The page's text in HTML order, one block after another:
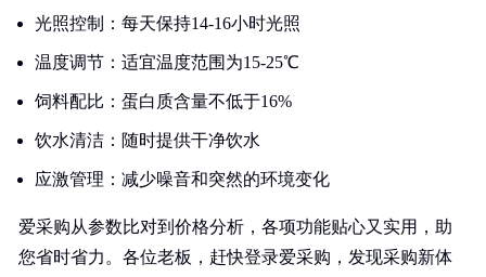
光照控制：每天保持14-16小时光照
温度调节：适宜温度范围为15-25℃
饲料配比：蛋白质含量不低于16%
饮水清洁：随时提供干净饮水
应激管理：减少噪音和突然的环境变化
爱采购从参数比对到价格分析，各项功能贴心又实用，助
您省时省力。各位老板，赶快登录爱采购，发现采购新体